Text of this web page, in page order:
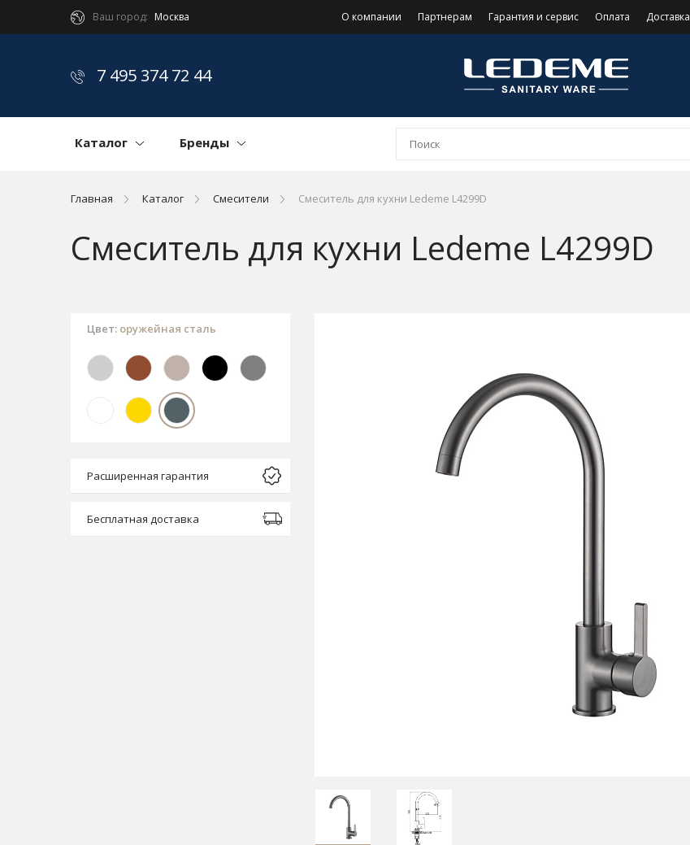
Ваш город: Москва О компании Партнерам Гарантия и сервис Оплата Доставка
7 495 374 72 44
Каталог Бренды
Главная Каталог Смесители Смеситель для кухни Ledeme L4299D
Смеситель для кухни Ledeme L4299D
Цвет: оружейная сталь
Расширенная гарантия
Бесплатная доставка